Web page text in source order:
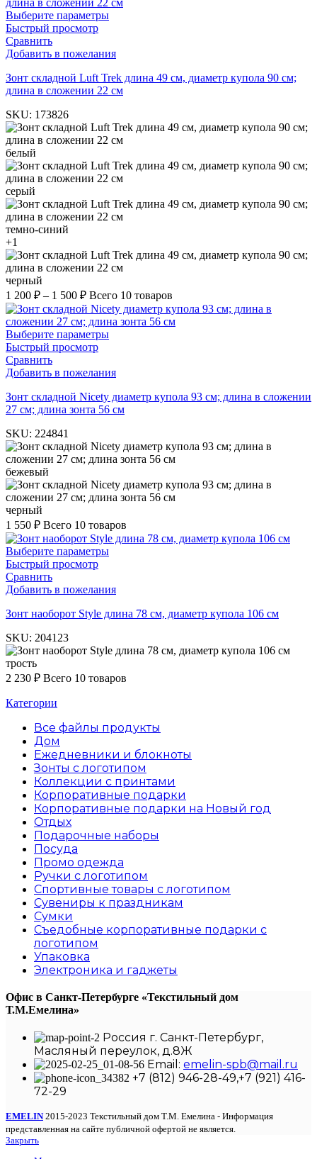
Выберите параметры
Быстрый просмотр
Сравнить
Добавить в пожелания
Зонт складной Luft Trek длина 49 см, диаметр купола 90 см;
длина в сложении 22 см
SKU: 173826
белый
серый
темно-синий
+1
черный
1 200 ₽ – 1 500 ₽ Всего 10 товаров
Выберите параметры
Быстрый просмотр
Сравнить
Добавить в пожелания
Зонт складной Nicety диаметр купола 93 см; длина в сложении
27 см; длина зонта 56 см
SKU: 224841
бежевый
черный
1 550 ₽ Всего 10 товаров
Выберите параметры
Быстрый просмотр
Сравнить
Добавить в пожелания
Зонт наоборот Style длина 78 см, диаметр купола 106 см
SKU: 204123
трость
2 230 ₽ Всего 10 товаров
Категории
Все файлы продукты
Дом
Ежедневники и блокноты
Зонты с логотипом
Коллекции с принтами
Корпоративные подарки
Корпоративные подарки на Новый год
Отдых
Подарочные наборы
Посуда
Промо одежда
Ручки с логотипом
Спортивные товары с логотипом
Сувениры к праздникам
Сумки
Съедобные корпоративные подарки с
логотипом
Упаковка
Электроника и гаджеты
Офис в Санкт-Петербурге «Текстильный дом
Т.М.Емелина»
Россия г. Санкт-Петербург,
Масляный переулок, д.8Ж
Email: emelin-spb@mail.ru
+7 (812) 946-28-49,+7 (921) 416-
72-29
EMELIN 2015-2023 Текстильный дом Т.М. Емелина - Информация
представленная на сайте публичной офертой не является.
Закрыть